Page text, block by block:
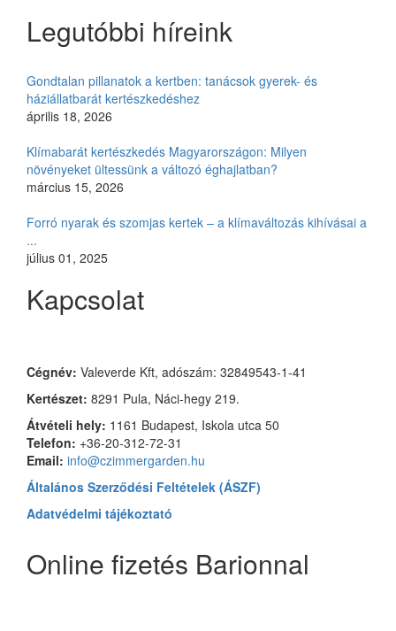
Legutóbbi híreink
Gondtalan pillanatok a kertben: tanácsok gyerek- és
háziállatbarát kertészkedéshez
április 18, 2026
Klímabarát kertészkedés Magyarországon: Milyen
növényeket ültessünk a változó éghajlatban?
március 15, 2026
Forró nyarak és szomjas kertek – a klímaváltozás kihívásai a
...
július 01, 2025
Kapcsolat
Cégnév: Valeverde Kft, adószám: 32849543-1-41
Kertészet: 8291 Pula, Náci-hegy 219.
Átvételi hely: 1161 Budapest, Iskola utca 50
Telefon: +36-20-312-72-31
Email: info@czimmergarden.hu
Általános Szerződési Feltételek (ÁSZF)
Adatvédelmi tájékoztató
Online fizetés Barionnal